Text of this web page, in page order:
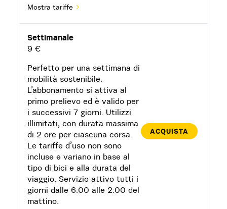
Mostra tariffe
Settimanale
9 €
Perfetto per una settimana di
mobilità sostenibile.
L’abbonamento si attiva al
primo prelievo ed è valido per
i successivi 7 giorni. Utilizzi
illimitati, con durata massima
di 2 ore per ciascuna corsa.
Le tariffe d’uso non sono
incluse e variano in base al
tipo di bici e alla durata del
viaggio. Servizio attivo tutti i
giorni dalle 6:00 alle 2:00 del
mattino.
ACQUISTA